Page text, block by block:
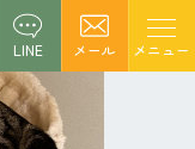
LINE メール メニュー